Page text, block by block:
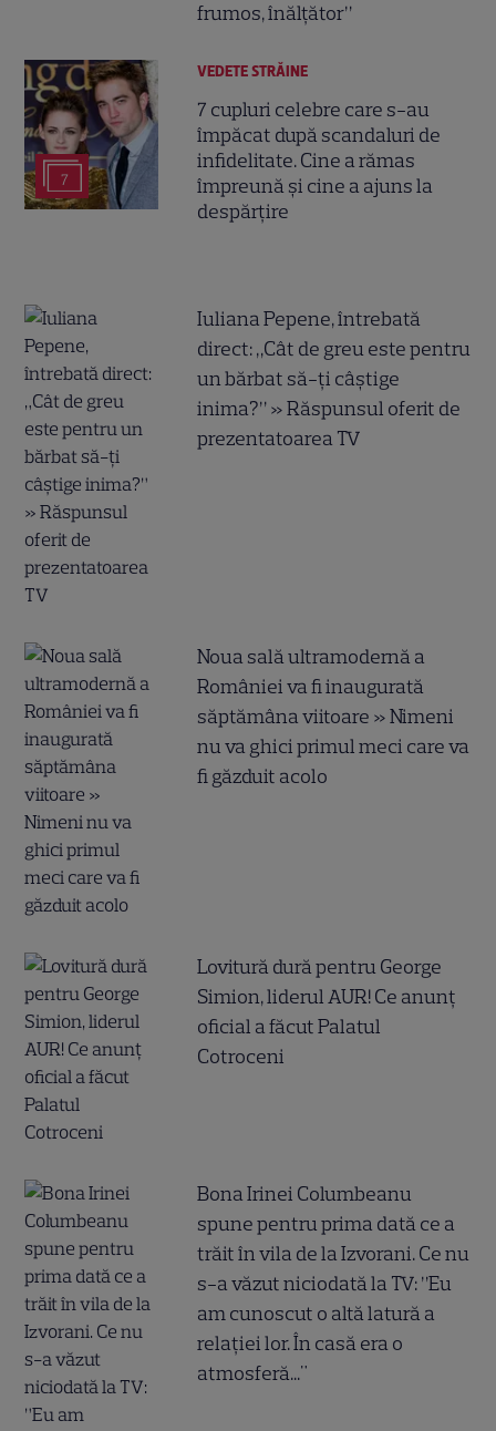
frumos, înălțător”
7
VEDETE STRĂINE
7 cupluri celebre care s-au
împăcat după scandaluri de
infidelitate. Cine a rămas
împreună și cine a ajuns la
despărțire
Iuliana Pepene, întrebată
direct: „Cât de greu este pentru
un bărbat să-ți câștige
inima?” » Răspunsul oferit de
prezentatoarea TV
Noua sală ultramodernă a
României va fi inaugurată
săptămâna viitoare » Nimeni
nu va ghici primul meci care va
fi găzduit acolo
Lovitură dură pentru George
Simion, liderul AUR! Ce anunț
oficial a făcut Palatul
Cotroceni
Bona Irinei Columbeanu
spune pentru prima dată ce a
trăit în vila de la Izvorani. Ce nu
s-a văzut niciodată la TV: ”Eu
am cunoscut o altă latură a
relației lor. În casă era o
atmosferă..."